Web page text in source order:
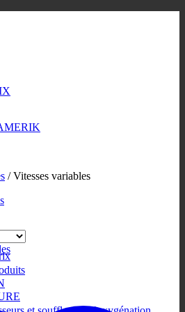
/Vitesses variables